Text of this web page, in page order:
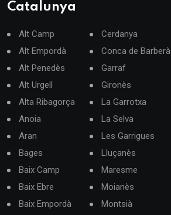
Catalunya
Alt Camp
Alt Empordà
Alt Penedès
Alt Urgell
Alta Ribagorça
Anoia
Aran
Bages
Baix Camp
Baix Ebre
Baix Empordà
Cerdanya
Conca de Barberà
Garraf
Gironès
La Garrotxa
La Selva
Les Garrigues
Lluçanès
Maresme
Moianès
Montsià